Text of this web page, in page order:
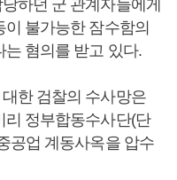
하던 군 관계자들에게
불가능한 잠수함의
혐의를 받고 있다.
한 검찰의 수사망은
리 정부합동수사단(단
공업 계동사옥을 압수